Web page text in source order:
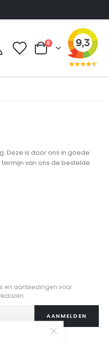
Cart
0producten
Deze is door ons in goede
van ons de bestelde
en aanbiedingen voor
AANMELDEN